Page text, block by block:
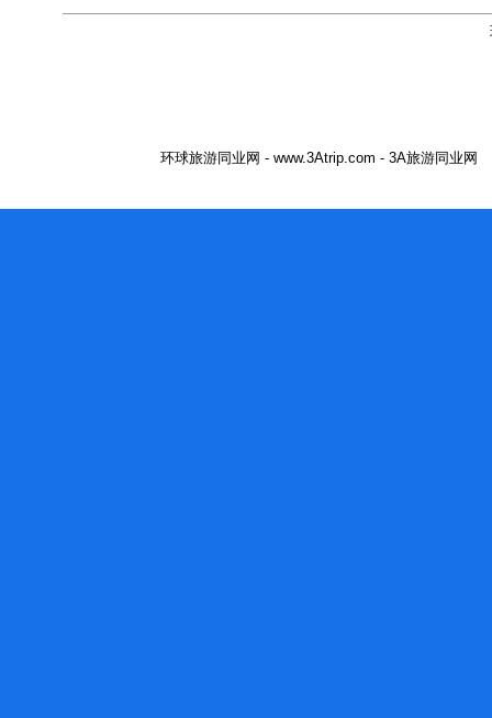
环球旅游同业网 - www.3Atrip.com - 3A旅游同